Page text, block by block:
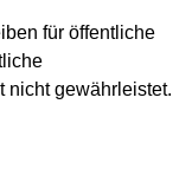
für öffentliche
nicht gewährleistet.